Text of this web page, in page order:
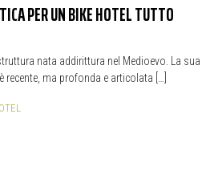
PER UN BIKE HOTEL TUTTO
nata addirittura nel Medioevo. La sua
ma profonda e articolata […]